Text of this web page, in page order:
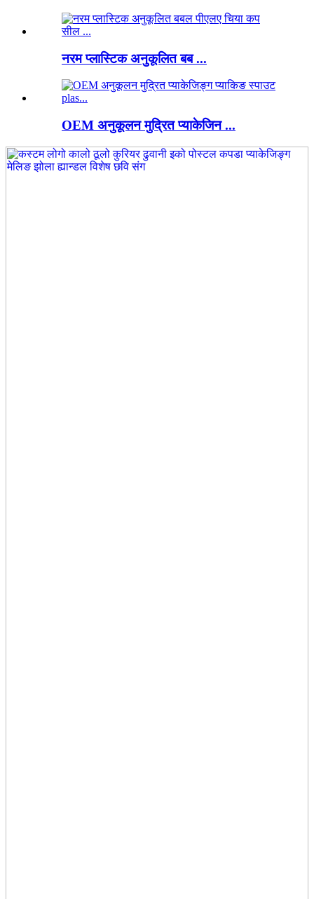
नरम प्लास्टिक अनुकूलित बब ...
OEM अनुकूलन मुद्रित प्याकेजिन ...